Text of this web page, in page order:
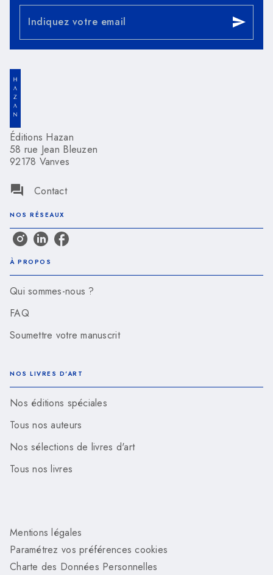
Indiquez votre email send
Éditions Hazan
58 rue Jean Bleuzen
92178 Vanves
question_answer Contact
NOS RÉSEAUX
À PROPOS
Qui sommes-nous ?
FAQ
Soumettre votre manuscrit
NOS LIVRES D'ART
Nos éditions spéciales
Tous nos auteurs
Nos sélections de livres d'art
Tous nos livres
Mentions légales
Paramétrez vos préférences cookies
Charte des Données Personnelles